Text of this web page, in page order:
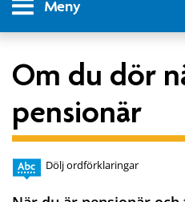
Meny
Om du dör
pensionär
Dölj ordförklaringar